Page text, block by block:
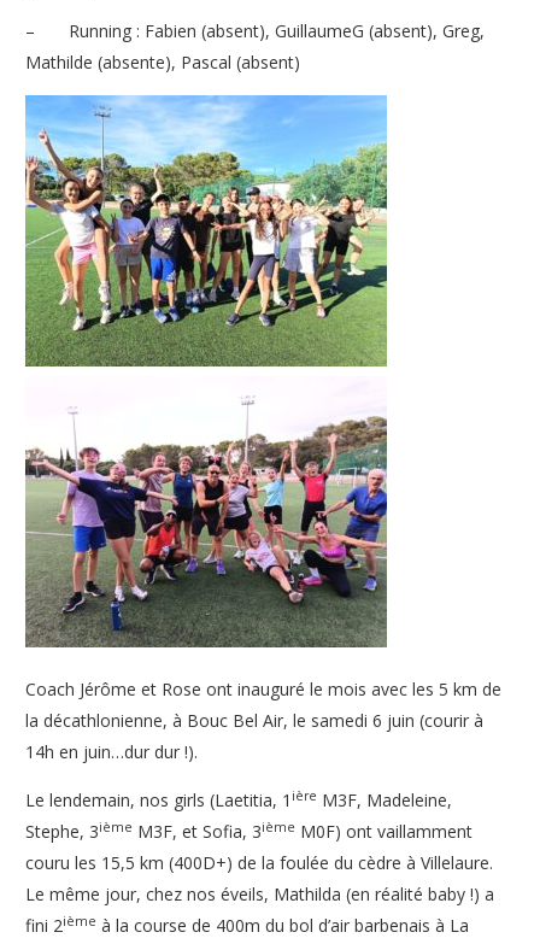
– Running : Fabien (absent), GuillaumeG (absent), Greg,
Mathilde (absente), Pascal (absent)
Coach Jérôme et Rose ont inauguré le mois avec les 5 km de
la décathlonienne, à Bouc Bel Air, le samedi 6 juin (courir à
14h en juin…dur dur !).
Le lendemain, nos girls (Laetitia, 1 ière M3F, Madeleine,
Stephe, 3ième M3F, et Sofia, 3ième M0F) ont vaillamment
couru les 15,5 km (400D+) de la foulée du cèdre à Villelaure.
Le même jour, chez nos éveils, Mathilda (en réalité baby !) a
fini 2ième à la course de 400m du bol d’air barbenais à La